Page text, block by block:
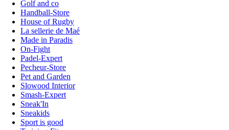
Golf and co
Handball-Store
House of Rugby
La sellerie de Maé
Made in Paradis
On-Fight
Padel-Expert
Pecheur-Store
Pet and Garden
Slowood Interior
Smash-Expert
Sneak'In
Sneakids
Sport is good